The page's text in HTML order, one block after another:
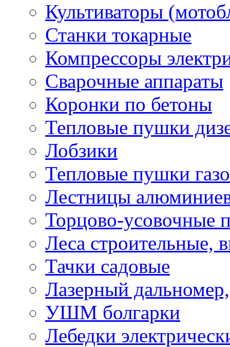
Культиваторы
Станки токарные
Компрессоры
Сварочные аппараты
Коронки по бетоны
Тепловые пушки
Лобзики
Тепловые пушки
Лестницы
Торцово-усовочные
Леса строительные,
Тачки садовые
Лазерный дальномер,
УШМ болгарки
Лебедки